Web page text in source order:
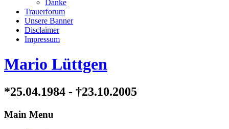
Danke
Trauerforum
Unsere Banner
Disclaimer
Impressum
Mario Lüttgen
*25.04.1984 - †23.10.2005
Main Menu